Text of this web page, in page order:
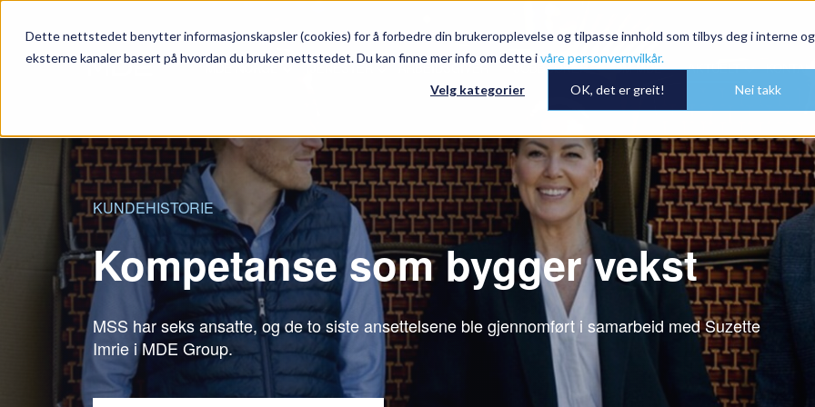
Dette nettstedet benytter informasjonskapsler (cookies) for å forbedre din brukeropplevelse og tilpasse innhold som tilbys deg i interne og
eksterne kanaler basert på hvordan du bruker nettstedet. Du kan finne mer info om dette ivåre personvernvilkår.
Velg kategorier OK, det er greit! Nei takk
MDE NORGE TJENESTER ARBEIDSGIVER JOBBSØKER OM MDE AKTUELT
KUNDEHISTORIE
Kompetanse som bygger vekst
MSS har seks ansatte, og de to siste ansettelsene ble gjennomført i samarbeid med Suzette
Imrie i MDE Group.